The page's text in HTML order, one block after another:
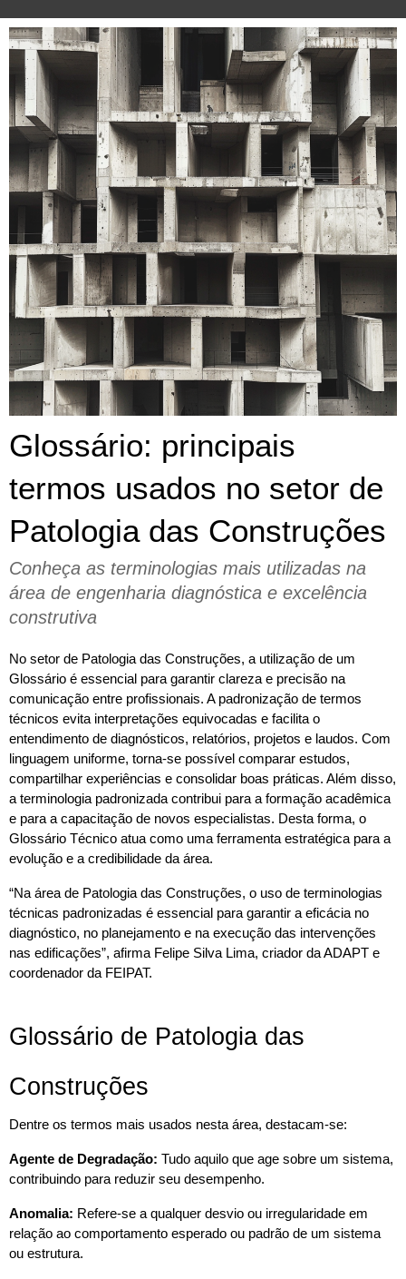
Glossário: principais
termos usados no setor de
Patologia das Construções
Conheça as terminologias mais utilizadas na
área de engenharia diagnóstica e excelência
construtiva
No setor de Patologia das Construções, a utilização de um
Glossário é essencial para garantir clareza e precisão na
comunicação entre profissionais. A padronização de termos
técnicos evita interpretações equivocadas e facilita o
entendimento de diagnósticos, relatórios, projetos e laudos. Com
linguagem uniforme, torna-se possível comparar estudos,
compartilhar experiências e consolidar boas práticas. Além disso,
a terminologia padronizada contribui para a formação acadêmica
e para a capacitação de novos especialistas. Desta forma, o
Glossário Técnico atua como uma ferramenta estratégica para a
evolução e a credibilidade da área.
“Na área de Patologia das Construções, o uso de terminologias
técnicas padronizadas é essencial para garantir a eficácia no
diagnóstico, no planejamento e na execução das intervenções
nas edificações”, afirma Felipe Silva Lima, criador da ADAPT e
coordenador da FEIPAT.
Glossário de Patologia das
Construções
Dentre os termos mais usados nesta área, destacam-se:
Agente de Degradação: Tudo aquilo que age sobre um sistema,
contribuindo para reduzir seu desempenho.
Anomalia: Refere-se a qualquer desvio ou irregularidade em
relação ao comportamento esperado ou padrão de um sistema
ou estrutura.